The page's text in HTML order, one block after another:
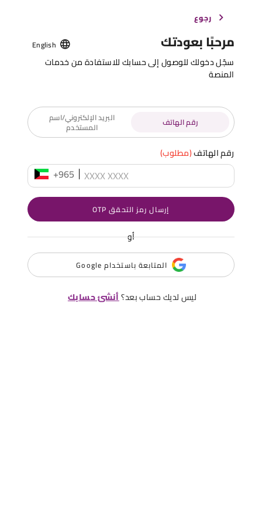
رجوع
مرحبًا بعودتك English
سجّل دخولك للوصول إلى حسابك للاستفادة من خدمات
المنصة
رقم الهاتف البريد الإلكتروني/اسم
المستخدم
رقم الهاتف(مطلوب)
+965
إرسال رمز التحقق OTP
أو
المتابعة باستخدام Google
ليس لديك حساب بعد؟أنشئ حسابك